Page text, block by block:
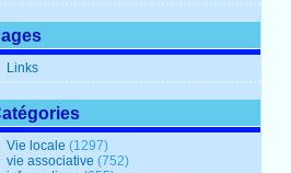
Links
Vie locale (1297)
vie associative (752)